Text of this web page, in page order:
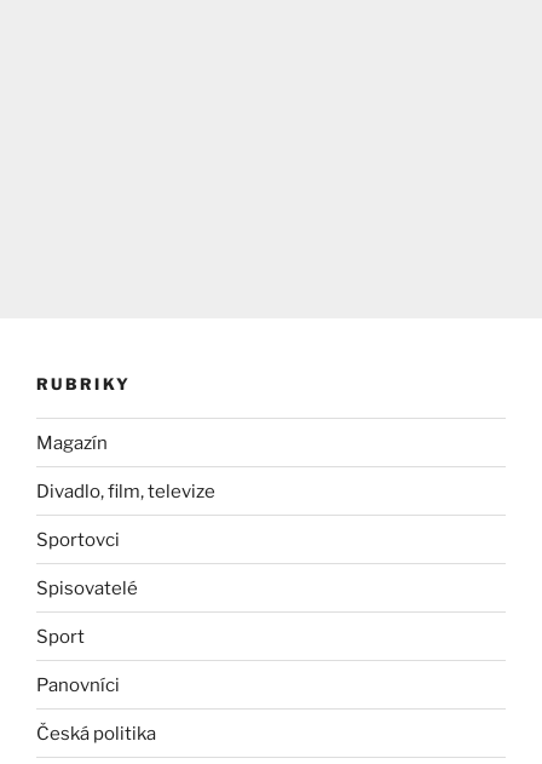
RUBRIKY
Magazín
Divadlo, film, televize
Sportovci
Spisovatelé
Sport
Panovníci
Česká politika